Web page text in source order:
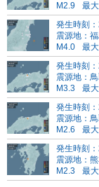
M2.9
最
発生時刻
震源地：
M4.0
最
発生時刻
震源地：
M3.3
最
発生時刻
震源地：
M2.6
最
発生時刻
震源地：
M2.3
最